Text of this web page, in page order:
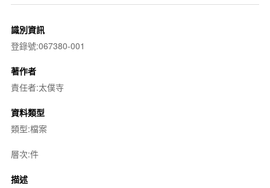
識別資訊
登錄號:067380-001
著作者
責任者:太僕寺
資料類型
類型:檔案
層次:件
描述